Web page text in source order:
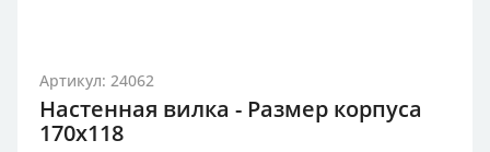
Артикул: 24062
Настенная вилка - Размер корпуса
170x118